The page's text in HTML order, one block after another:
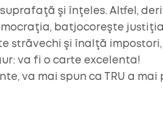
şi înţeles. Altfel,
batjocoreşte
străvechi şi înalţă impostori,
va fi o carte excelenta!
va mai spun ca TRU a